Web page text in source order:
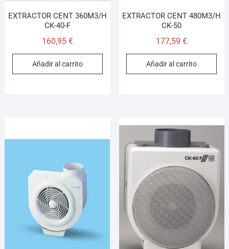
EXTRACTOR CENT 360M3/H
CK-40-F
160,95 €
Añadir al carrito
EXTRACTOR CENT 480M3/H
CK-50
177,59€
Añadir al carrito